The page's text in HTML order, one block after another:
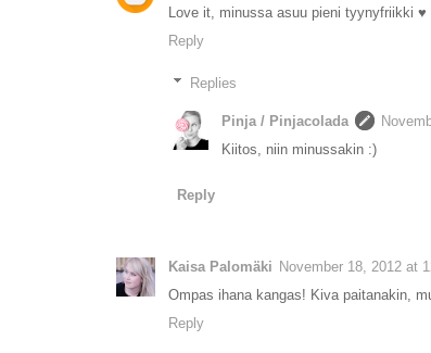
Love it, minussa asuu pieni tyynyfriikki ♥
Reply
Replies
Pinja / Pinjacolada
Kiitos, niin minussakin :)
Reply
Kaisa Palomäki November 18, 2012 at
Ompas ihana kangas! Kiva paitanakin,
Reply